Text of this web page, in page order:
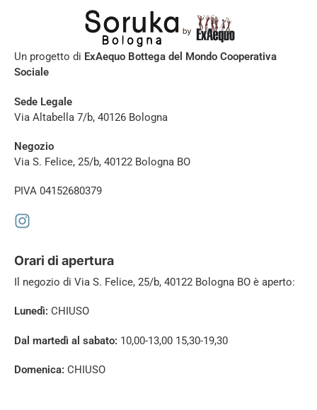
Un progetto di ExAequo Bottega del Mondo Cooperativa
Sociale
Sede Legale
Via Altabella 7/b, 40126 Bologna
Negozio
Via S. Felice, 25/b, 40122 Bologna BO
PIVA 04152680379
Orari di apertura
Il negozio di Via S. Felice, 25/b, 40122 Bologna BO è aperto:
Lunedì: CHIUSO
Dal martedì al sabato: 10,00-13,00 15,30-19,30
Domenica: CHIUSO